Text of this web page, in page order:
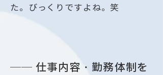
た。びっくりですよね。笑
── 仕事内容・勤務体制を